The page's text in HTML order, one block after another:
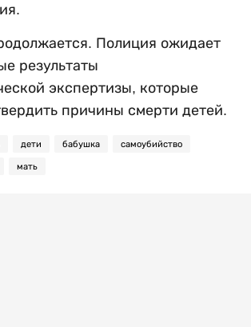
Полиция ожидает
результаты
экспертизы, которые
причины смерти детей.
дети бабушка самоубийство
мать